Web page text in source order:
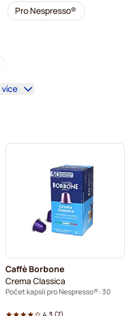
Pro Nespresso®
Caffè Borbone
Crema Classica
Počet kapslí pro Nespresso®: 30